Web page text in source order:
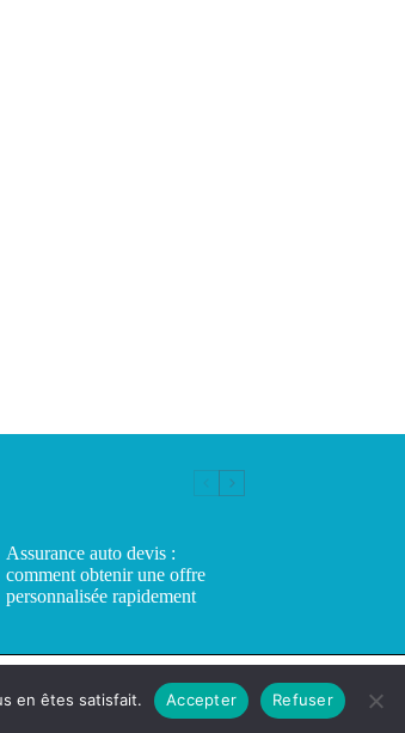
Assurance auto devis :
comment obtenir une offre
personnalisée rapidement
Copyright © 2026 - cc-ba.com
en êtes satisfait. Accepter Refuser